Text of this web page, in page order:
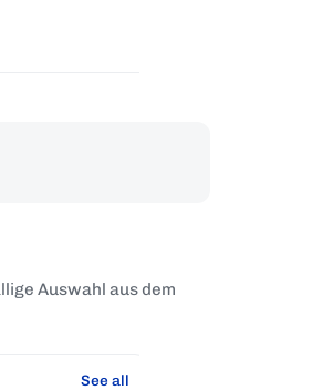
Auswahl aus dem
See all